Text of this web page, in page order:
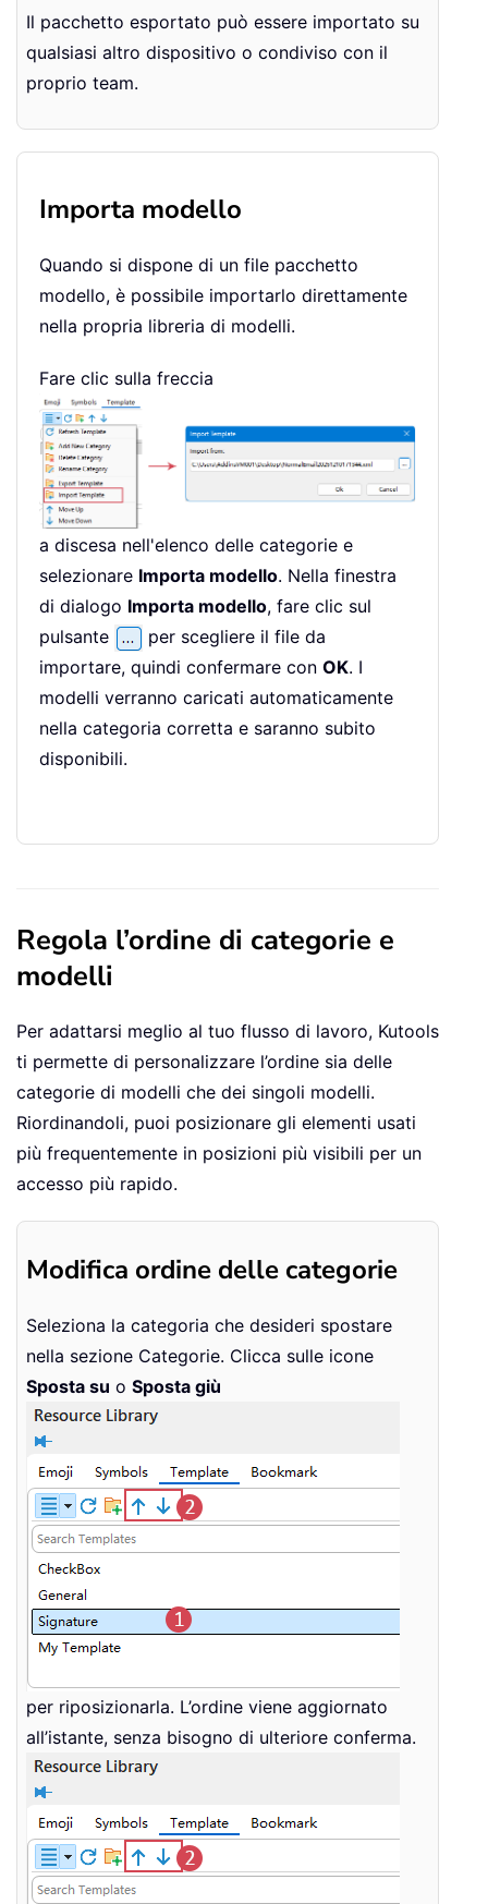
Il pacchetto esportato può essere importato su
qualsiasi altro dispositivo o condiviso con il
proprio team.
Importa modello
Quando si dispone di un file pacchetto
modello, è possibile importarlo direttamente
nella propria libreria di modelli.
Fare clic sulla freccia
a discesa nell'elenco delle categorie e
selezionare Importa modello. Nella finestra
di dialogo Importa modello, fare clic sul
pulsante
per scegliere il file da
importare, quindi confermare con OK. I
modelli verranno caricati automaticamente
nella categoria corretta e saranno subito
disponibili.
Regola l’ordine di categorie e
modelli
Per adattarsi meglio al tuo flusso di lavoro, Kutools
ti permette di personalizzare l’ordine sia delle
categorie di modelli che dei singoli modelli.
Riordinandoli, puoi posizionare gli elementi usati
più frequentemente in posizioni più visibili per un
accesso più rapido.
Modifica ordine delle categorie
Seleziona la categoria che desideri spostare
nella sezione Categorie. Clicca sulle icone
Sposta su o Sposta giù
per riposizionarla. L’ordine viene aggiornato
all’istante, senza bisogno di ulteriore conferma.